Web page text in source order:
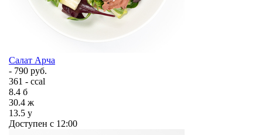
Салат Арча
- 790 руб.
361 - ccal
8.4 б
30.4 ж
13.5 у
Доступен с 12:00